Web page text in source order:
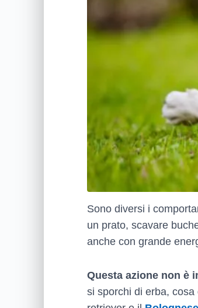
Sono diversi i
un prato, scavare
anche con grande
Questa azione non è
si sporchi di erba,